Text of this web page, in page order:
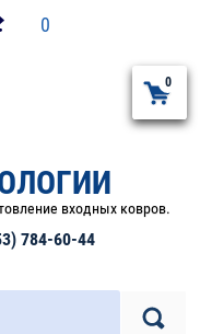
0
0
входных ковров.
784-60-44